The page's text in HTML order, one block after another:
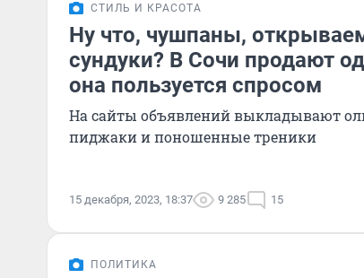
СТИЛЬ И КРАСОТА
Ну что, чушпаны,
сундуки? В Сочи продают
она пользуется спросом
На сайты объявлений выкладывают
пиджаки и поношенные треники
15 декабря, 2023, 18:37 9 285 15
ПОЛИТИКА